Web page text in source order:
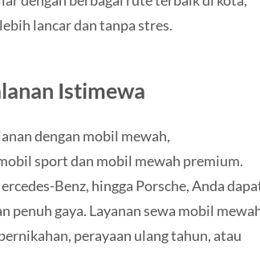
lancar dan tanpa stres.
Istimewa
dengan mobil mewah,
sport dan mobil mewah premium.
Benz, hingga Porsche, Anda
penuh gaya. Layanan sewa mobil
perayaan ulang tahun, atau